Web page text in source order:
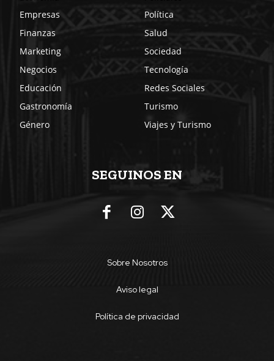
Empresas
Finanzas
Marketing
Negocios
Educación
Gastronomía
Género
Política
Salud
Sociedad
Tecnología
Redes Sociales
Turismo
Viajes y Turismo
SEGUINOS EN
Sobre Nosotros
Aviso legal
Política de privacidad